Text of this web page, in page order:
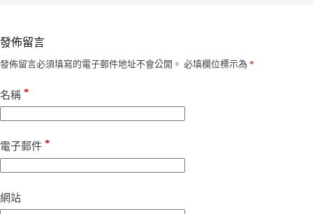
發佈留言
發佈留言必須填寫的電子郵件地址不會公開。 必填欄位標示為 *
名稱 *
電子郵件 *
網站